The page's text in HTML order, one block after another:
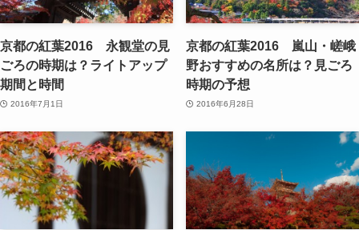
京都の紅葉2016 永観堂の見
ごろの時期は？ライトアップ
期間と時間
2016年7月1日
京都の紅葉2016 嵐山・嵯峨
野おすすめの名所は？見ごろ
時期の予想
2016年6月28日